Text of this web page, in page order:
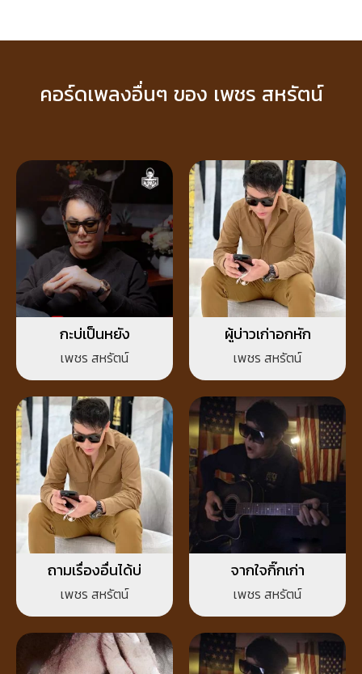
คอร์ดเพลงอื่นๆ ของ เพชร สหรัตน์
กะบ่เป็นหยัง
เพชร สหรัตน์
ผู้บ่าวเก่าอกหัก
เพชร สหรัตน์
ถามเรื่องอื่นได้บ่
เพชร สหรัตน์
จากใจกิ๊กเก่า
เพชร สหรัตน์